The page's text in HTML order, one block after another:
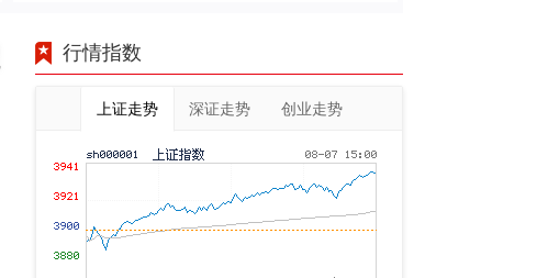
行情指数
上证走势 深证走势 创业走势